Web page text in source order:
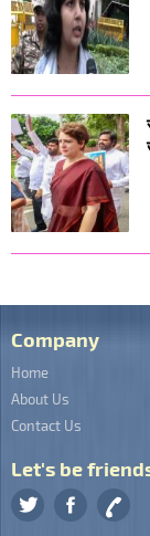
Company
Home
About Us
Contact Us
Let's be